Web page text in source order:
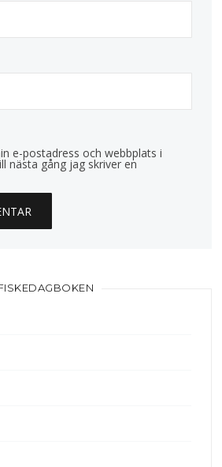
e-postadress och webbplats i
nästa gång jag skriver en